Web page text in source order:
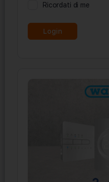
Ricordati di me